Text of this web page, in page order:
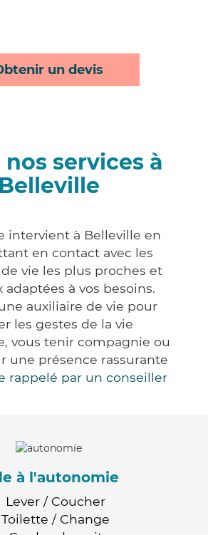
un devis
services à
Belleville
intervient à Belleville en
en contact avec les
vie les plus proches et
adaptées à vos besoins.
auxiliaire de vie pour
les gestes de la vie
vous tenir compagnie ou
une présence rassurante
rappelé par un conseiller
à l'autonomie
Lever / Coucher
Toilette / Change